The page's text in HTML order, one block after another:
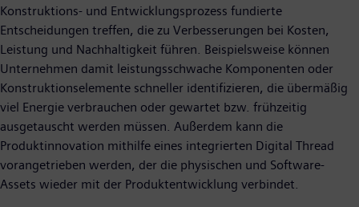
Konstruktions- und Entwicklungsprozess fundierte
Entscheidungen treffen, die zu Verbesserungen bei Kosten,
Leistung und Nachhaltigkeit führen. Beispielsweise können
Unternehmen damit leistungsschwache Komponenten oder
Konstruktionselemente schneller identifizieren, die übermäßig
viel Energie verbrauchen oder gewartet bzw. frühzeitig
ausgetauscht werden müssen. Außerdem kann die
Produktinnovation mithilfe eines integrierten Digital Thread
vorangetrieben werden, der die physischen und Software-
Assets wieder mit der Produktentwicklung verbindet.